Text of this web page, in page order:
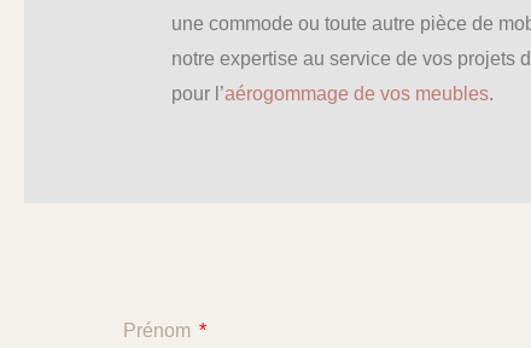
une commode ou toute autre pièce de
notre expertise au service de vos projets
pour l’aérogommage de vos meubles.
Prénom